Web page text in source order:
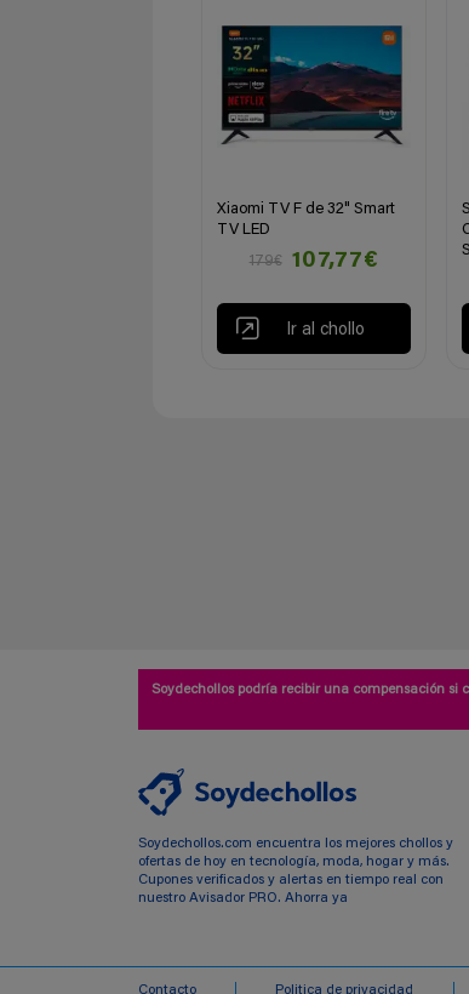
Xiaomi TV F de 32" Smart
TV LED
179€
107,77€
Ir al chollo
Soydechollos podría recibir una compensación si
Soydechollos.com encuentra los mejores chollos y
ofertas de hoy en tecnología, moda, hogar y más.
Cupones verificados y alertas en tiempo real con
nuestro Avisador PRO. Ahorra ya
Contacto Politica de privacidad